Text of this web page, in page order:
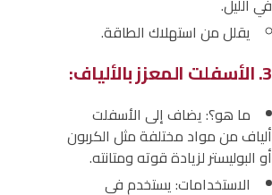
يقلل من استهلاك الطاقة.
3. الأسفلت المعزز بالألياف:
ما هو؟: يضاف إلى الأسفلت
ألياف من مواد مختلفة مثل الكربون
أو البوليستر لزيادة قوته ومتانته.
الاستخدامات: يستخدم في